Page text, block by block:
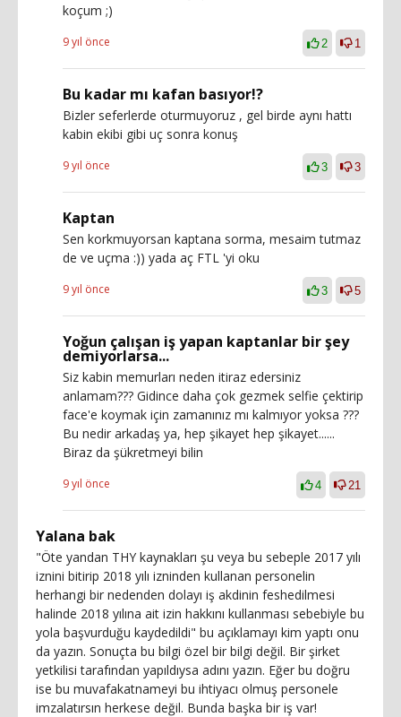
koçum ;)
9 yıl önce 2 1
Bu kadar mı kafan basıyor!?
Bizler seferlerde oturmuyoruz , gel birde aynı hattı
kabin ekibi gibi uç sonra konuş
9 yıl önce 3 3
Kaptan
Sen korkmuyorsan kaptana sorma, mesaim tutmaz
de ve uçma :)) yada aç FTL 'yi oku
9 yıl önce 3 5
Yoğun çalışan iş yapan kaptanlar bir şey
demiyorlarsa...
Siz kabin memurları neden itiraz edersiniz
anlamam??? Gidince daha çok gezmek selfie çektirip
face'e koymak için zamanınız mı kalmıyor yoksa ???
Bu nedir arkadaş ya, hep şikayet hep şikayet......
Biraz da şükretmeyi bilin
9 yıl önce 4 21
Yalana bak
"Öte yandan THY kaynakları şu veya bu sebeple 2017 yılı
iznini bitirip 2018 yılı izninden kullanan personelin
herhangi bir nedenden dolayı iş akdinin feshedilmesi
halinde 2018 yılına ait izin hakkını kullanması sebebiyle bu
yola başvurduğu kaydedildi" bu açıklamayı kim yaptı onu
da yazın. Sonuçta bu bilgi özel bir bilgi değil. Bir şirket
yetkilisi tarafından yapıldıysa adını yazın. Eğer bu doğru
ise bu muvafakatnameyi bu ihtiyacı olmuş personele
imzalatırsın herkese değil. Bunda başka bir iş var!